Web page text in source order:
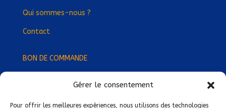
Gérer le consentement
Pour offrir les meilleures expériences, nous utilisons des technologies
Qui sommes-nous ?
Contact
BON DE COMMANDE
Devenez Délégué·e Régional·e !
Trouvez-nous près de chez vous !